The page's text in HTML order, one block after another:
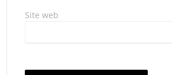
Site web